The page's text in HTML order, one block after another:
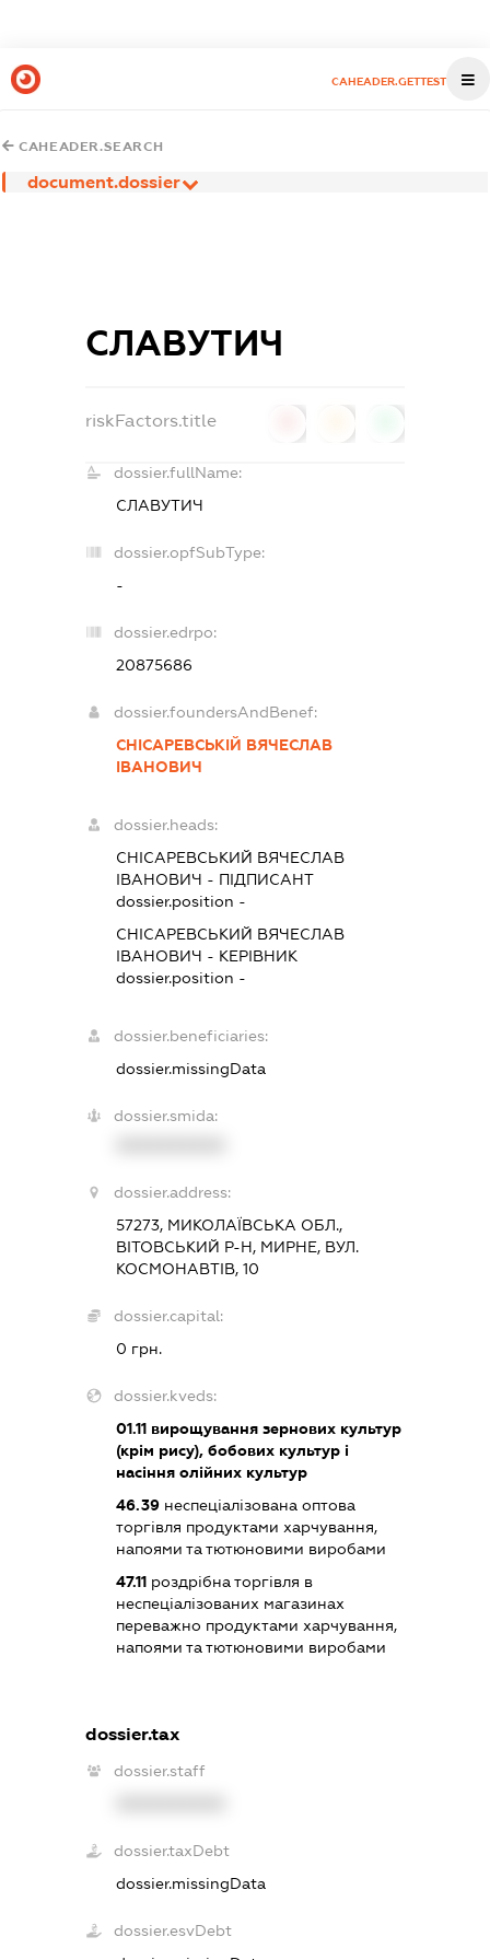
CAHEADER.GETTEST
CAHEADER.SEARCH
document.dossier
СЛАВУТИЧ
riskFactors.title
dossier.fullName:
СЛАВУТИЧ
dossier.opfSubType:
-
dossier.edrpo:
20875686
dossier.foundersAndBenef:
СНІСАРЕВСЬКІЙ ВЯЧЕСЛАВ
ІВАНОВИЧ
dossier.heads:
СНІСАРЕВСЬКИЙ ВЯЧЕСЛАВ
ІВАНОВИЧ - ПІДПИСАНТ
dossier.position -
СНІСАРЕВСЬКИЙ ВЯЧЕСЛАВ
ІВАНОВИЧ - КЕРІВНИК
dossier.position -
dossier.beneficiaries:
dossier.missingData
dossier.smida:
dossier.address:
57273, МИКОЛАЇВСЬКА ОБЛ.,
ВІТОВСЬКИЙ Р-Н, МИРНЕ, ВУЛ.
КОСМОНАВТІВ, 10
dossier.capital:
0 грн.
dossier.kveds:
01.11 вирощування зернових культур
(крім рису), бобових культур і
насіння олійних культур
46.39 неспеціалізована оптова
торгівля продуктами харчування,
напоями та тютюновими виробами
47.11 роздрібна торгівля в
неспеціалізованих магазинах
переважно продуктами харчування,
напоями та тютюновими виробами
dossier.tax
dossier.staff
dossier.taxDebt
dossier.missingData
dossier.esvDebt